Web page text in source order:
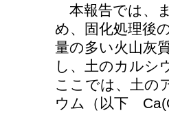
本報告では、
め、固化処理後
量の多い火山灰
し、土のカルシ
ここでは、土の
ウム（以下